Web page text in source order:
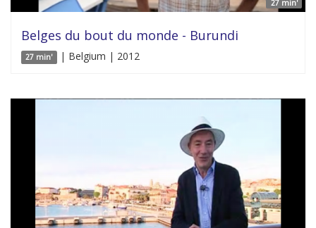
27 min'
Belges du bout du monde - Burundi
27 min' | Belgium | 2012